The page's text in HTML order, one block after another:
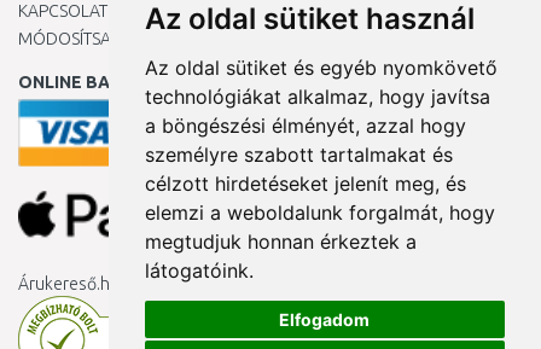
Az oldal sütiket használ
Az oldal sütiket és egyéb nyomkövető
technológiákat alkalmaz, hogy javítsa
a böngészési élményét, azzal hogy
személyre szabott tartalmakat és
célzott hirdetéseket jelenít meg, és
elemzi a weboldalunk forgalmát, hogy
megtudjuk honnan érkeztek a
látogatóink.
Elfogadom
KAPCSOLAT
MÓDOSÍTSA A COOKIE-BEÁLLÍTÁSAIMAT
ONLINE BANKKÁRTYÁVAL
Árukereső.hu